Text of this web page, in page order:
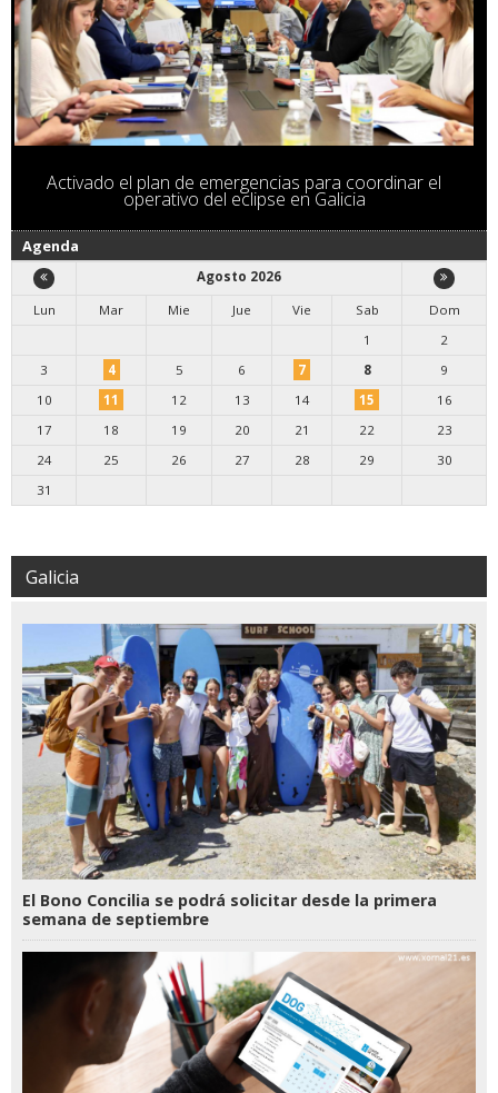
Activado el plan de emergencias para coordinar el
operativo del eclipse en Galicia
Agenda
Agosto 2026
Lun
Mar Mie Jue Vie Sab
Dom
1
2
3
4 5 6 7 8
9
10
11 12 13 14 15
16
17
18 19 20 21 22
23
24
25 26 27 28 29
30
31
Galicia
El Bono Concilia se podrá solicitar desde la primera
semana de septiembre